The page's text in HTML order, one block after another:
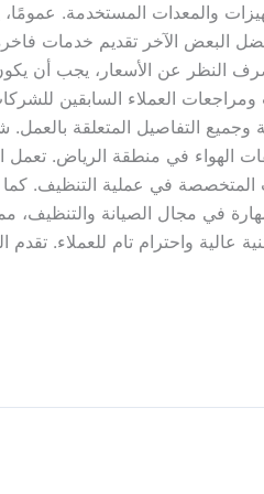
والمعدات المستخدمة.
البعض الآخر تقديم خدمات فاخرة
النظر عن الأسعار، يجب أن
العملاء السابقين
وجميع التفاصيل المتعلقة
الهواء في منطقة الرياض. تعمل
المتخصصة في عملية التنظيف.
في مجال الصيانة والتنظيف،
واحترام تام للعملاء. تقدم